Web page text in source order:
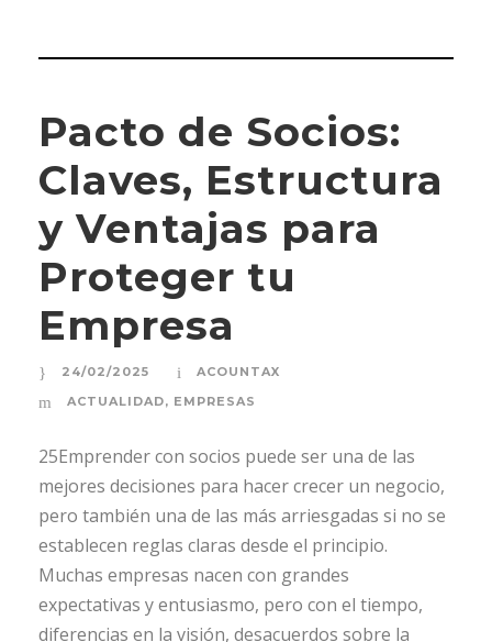
Pacto de Socios:
Claves, Estructura
y Ventajas para
Proteger tu
Empresa
24/02/2025
ACOUNTAX
ACTUALIDAD, EMPRESAS
25Emprender con socios puede ser una de las
mejores decisiones para hacer crecer un negocio,
pero también una de las más arriesgadas si no se
establecen reglas claras desde el principio.
Muchas empresas nacen con grandes
expectativas y entusiasmo, pero con el tiempo,
diferencias en la visión, desacuerdos sobre la